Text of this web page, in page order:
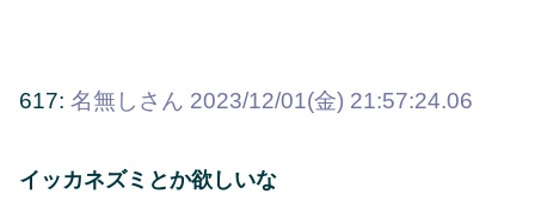
617: 名無しさん 2023/12/01(金) 21:57:24.06
イッカネズミとか欲しいな